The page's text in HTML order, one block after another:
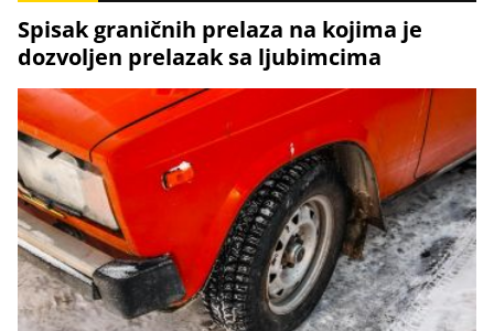
Spisak graničnih prelaza na kojima je
dozvoljen prelazak sa ljubimcima